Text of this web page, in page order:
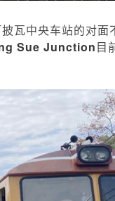
瓦中央车站的对面
Sue Junction目